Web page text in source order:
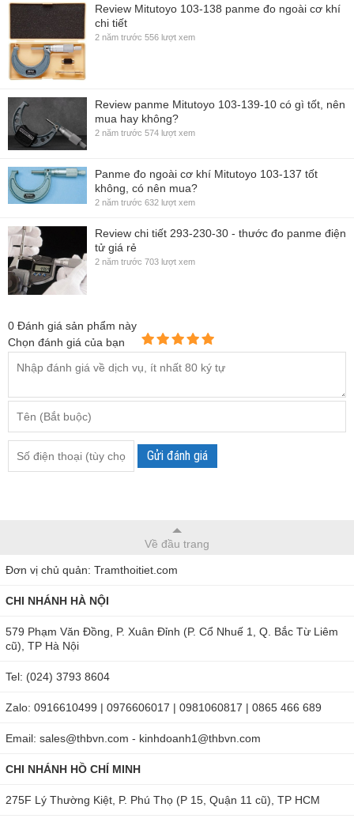
Review Mitutoyo 103-138 panme đo ngoài cơ khí
chi tiết
2 năm trước 556 lượt xem
Review panme Mitutoyo 103-139-10 có gì tốt, nên
mua hay không?
2 năm trước 574 lượt xem
Panme đo ngoài cơ khí Mitutoyo 103-137 tốt
không, có nên mua?
2 năm trước 632 lượt xem
Review chi tiết 293-230-30 - thước đo panme điện
tử giá rẻ
2 năm trước 703 lượt xem
0 Đánh giá sản phẩm này
Chọn đánh giá của bạn
Gửi đánh giá
Về đầu trang
Đơn vị chủ quản: Tramthoitiet.com
CHI NHÁNH HÀ NỘI
579 Phạm Văn Đồng, P. Xuân Đỉnh (P. Cổ Nhuế 1, Q. Bắc Từ Liêm
cũ), TP Hà Nội
Tel: (024) 3793 8604
Zalo: 0916610499 | 0976606017 | 0981060817 | 0865 466 689
Email: sales@thbvn.com - kinhdoanh1@thbvn.com
CHI NHÁNH HỒ CHÍ MINH
275F Lý Thường Kiệt, P. Phú Thọ (P 15, Quận 11 cũ), TP HCM